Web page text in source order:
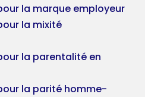
la marque employeur
la mixité
la parentalité en
la parité homme-